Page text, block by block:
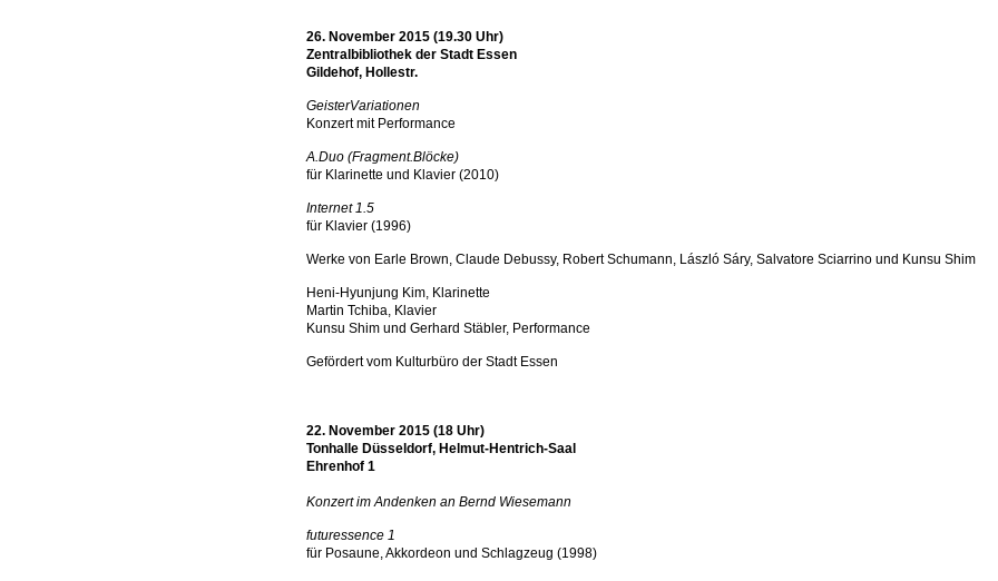
26. November 2015 (19.30 Uhr)
Zentralbibliothek der Stadt Essen
Gildehof, Hollestr.
GeisterVariationen
Konzert mit Performance
A.Duo (Fragment.Blöcke)
für Klarinette und Klavier (2010)
Internet 1.5
für Klavier (1996)
Werke von Earle Brown, Claude Debussy, Robert Schumann, László Sáry, Salvatore Sciarrino und Kunsu Shim
Heni-Hyunjung Kim, Klarinette
Martin Tchiba, Klavier
Kunsu Shim und Gerhard Stäbler, Performance
Gefördert vom Kulturbüro der Stadt Essen
22. November 2015 (18 Uhr)
Tonhalle Düsseldorf, Helmut-Hentrich-Saal
Ehrenhof 1
Konzert im Andenken an Bernd Wiesemann
futuressence 1
für Posaune, Akkordeon und Schlagzeug (1998)